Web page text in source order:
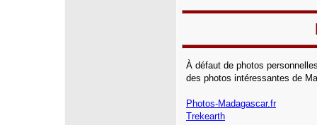
À défaut de photos
des photos intéressantes de
Photos-Madagascar.fr
Trekearth